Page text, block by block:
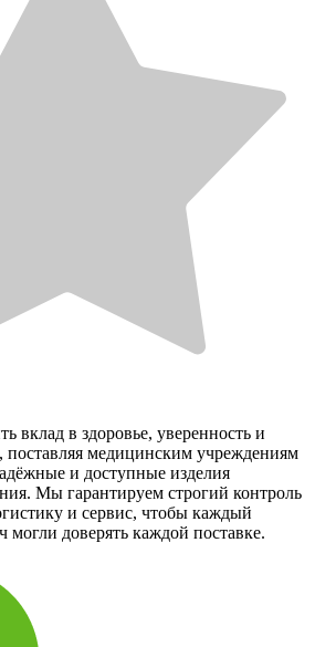
вклад в здоровье, уверенность и
поставляя медицинским учреждениям
и доступные изделия
Мы гарантируем строгий контроль
и сервис, чтобы каждый
доверять каждой поставке.